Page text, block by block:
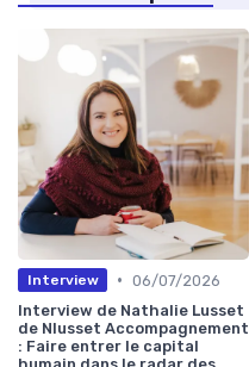
Interview • 06/07/2026
Interview de Nathalie Lusset
de Nlusset Accompagnement
: Faire entrer le capital